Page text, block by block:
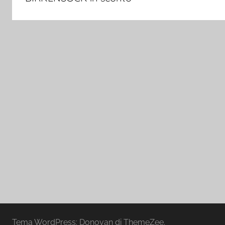
Tema WordPress: Donovan di ThemeZee.